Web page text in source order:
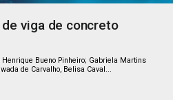
viga de concreto
Bueno Pinheiro; Gabriela Martins
de Carvalho, Belisa Caval...